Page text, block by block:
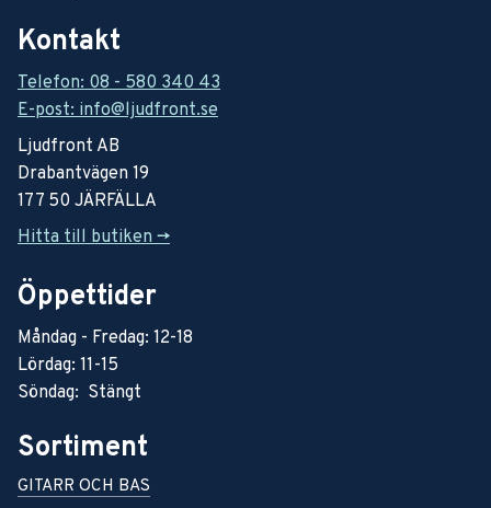
Kontakt
Telefon: 08 - 580 340 43
E-post: info@ljudfront.se
Ljudfront AB
Drabantvägen 19
177 50 JÄRFÄLLA
Hitta till butiken ->
Öppettider
Måndag - Fredag: 12-18
Lördag: 11-15
Söndag: Stängt
Sortiment
GITARR OCH BAS